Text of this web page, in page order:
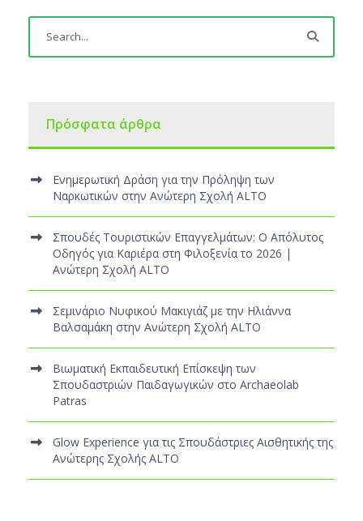
Πρόσφατα άρθρα
Ενημερωτική Δράση για την Πρόληψη των
Ναρκωτικών στην Ανώτερη Σχολή ALTO
Σπουδές Τουριστικών Επαγγελμάτων: Ο Απόλυτος
Οδηγός για Καριέρα στη Φιλοξενία το 2026 |
Ανώτερη Σχολή ALTO
Σεμινάριο Νυφικού Μακιγιάζ με την Ηλιάννα
Βαλσαμάκη στην Ανώτερη Σχολή ALTO
Βιωματική Εκπαιδευτική Επίσκεψη των
Σπουδαστριών Παιδαγωγικών στο Archaeolab
Patras
Glow Experience για τις Σπουδάστριες Αισθητικής της
Ανώτερης Σχολής ALTO